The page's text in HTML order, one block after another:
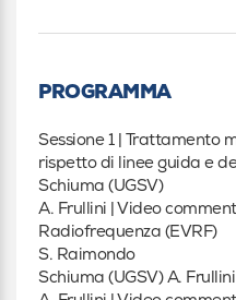
PROGRAMMA
Sessione 1 | Trattamento
rispetto di linee guida e
Schiuma (UGSV)
A. Frullini | Video
Radiofrequenza (EVRF)
S. Raimondo
Schiuma (UGSV) A. Frullini